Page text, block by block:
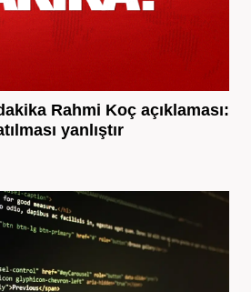
Rahmi Koç açıklaması:
yanlıştır